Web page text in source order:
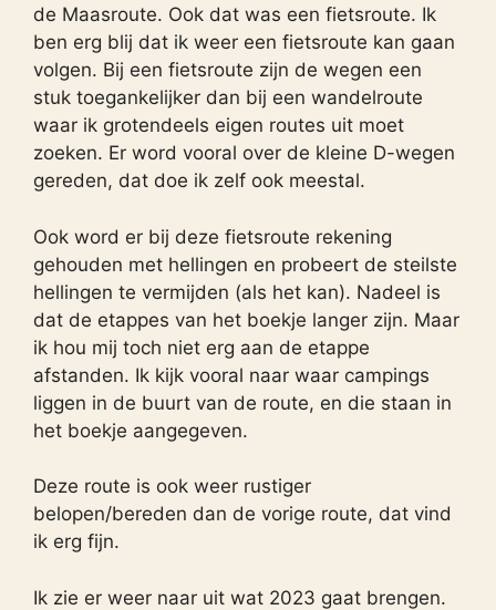
de Maasroute. Ook dat was een fietsroute. Ik
ben erg blij dat ik weer een fietsroute kan gaan
volgen. Bij een fietsroute zijn de wegen een
stuk toegankelijker dan bij een wandelroute
waar ik grotendeels eigen routes uit moet
zoeken. Er word vooral over de kleine D-wegen
gereden, dat doe ik zelf ook meestal.
Ook word er bij deze fietsroute rekening
gehouden met hellingen en probeert de steilste
hellingen te vermijden (als het kan). Nadeel is
dat de etappes van het boekje langer zijn. Maar
ik hou mij toch niet erg aan de etappe
afstanden. Ik kijk vooral naar waar campings
liggen in de buurt van de route, en die staan in
het boekje aangegeven.
Deze route is ook weer rustiger
belopen/bereden dan de vorige route, dat vind
ik erg fijn.
Ik zie er weer naar uit wat 2023 gaat brengen.